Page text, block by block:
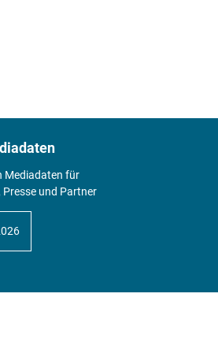
Mediadaten für
Presse und Partner